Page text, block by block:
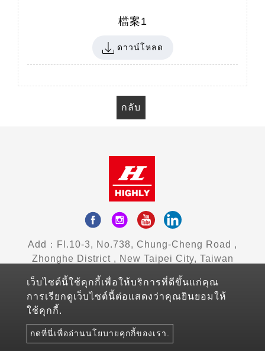
檔案1
ดาวน์โหลด
กลับ
เว็บไซต์นี้ใช้คุกกี้เพื่อให้บริการที่ดีขึ้นแก่คุณ
การเรียกดูเว็บไซต์นี้ต่อแสดงว่าคุณยินยอมให้
ใช้คุกกี้.
กดที่นี่เพื่ออ่านนโยบายคุกกี้ของเรา.
Add：Fl.10-3, No.738, Chung-Cheng Road ,
Zhonghe District , New Taipei City, Taiwan
TEL：+886-2-8226-1490
FAX：+886-2-8226-1600
Copyright © 2026 Highly Electric Co., Ltd All rights
reserved.Atteipo.แผนผังเว็บไซต์